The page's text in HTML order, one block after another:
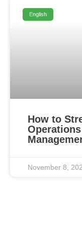
English
How to
November 8,